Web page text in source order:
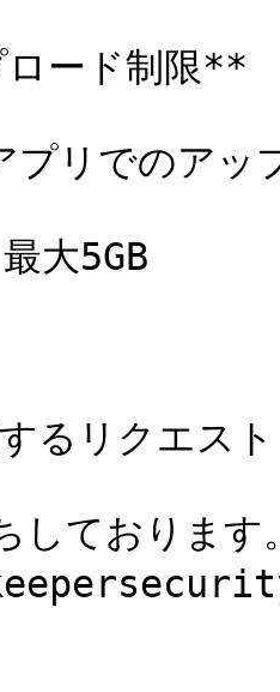
ード制限**
プリでのアッ
5GB
るリクエスト
しておりま